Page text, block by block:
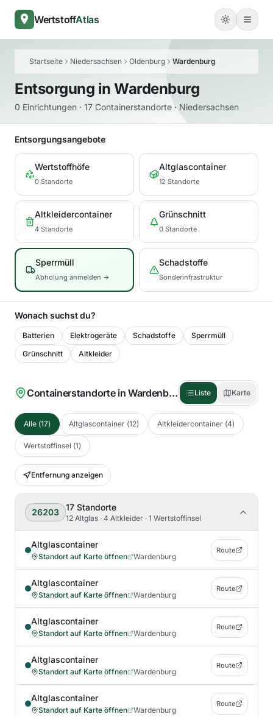
WertstoffAtlas
Startseite Niedersachsen Oldenburg Wardenburg
Entsorgung inWardenburg
0 Einrichtungen · 17 Containerstandorte · Niedersachsen
Entsorgungsangebote
Wertstoffhöfe
0 Standorte
Altglascontainer
12 Standorte
Altkleidercontainer
4 Standorte
Grünschnitt
0 Standorte
Sperrmüll
Abholung anmelden →
Schadstoffe
Sonderinfrastruktur
Wonach suchst du?
Batterien Elektrogeräte Schadstoffe
Sperrmüll
Grünschnitt
Altkleider
Containerstandorte in Wardenburg (17)
Liste Karte
Alle (17) Altglascontainer (12) Altkleidercontainer (4)
Wertstoffinsel (1)
Entfernung anzeigen
26203 17 Standorte
12 Altglas · 4 Altkleider · 1 Wertstoffinsel
Altglascontainer
Standort auf Karte öffnen Wardenburg
Route
Altglascontainer
Standort auf Karte öffnen Wardenburg
Route
Altglascontainer
Standort auf Karte öffnen Wardenburg
Route
Altglascontainer
Standort auf Karte öffnen Wardenburg
Route
Altglascontainer
Standort auf Karte öffnen Wardenburg
Route